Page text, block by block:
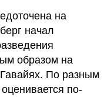
на
начал
образом на
По разным
по-